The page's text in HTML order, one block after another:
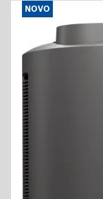
NOVO